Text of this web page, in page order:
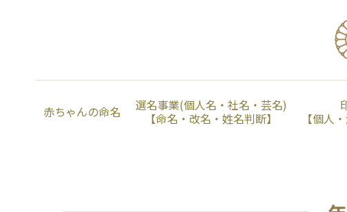
赤ちゃんの命名
選名事業(個人名・社名・芸名)
【命名・改名・姓名判断】
【個人